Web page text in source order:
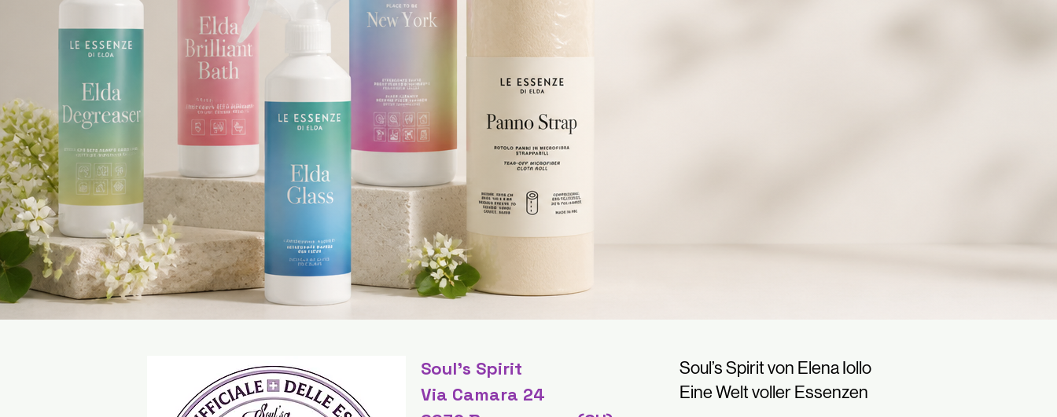
Soul's Spirit
Via Camara 24
Soul’s Spirit von Elena Iollo
Eine Welt voller Essenzen